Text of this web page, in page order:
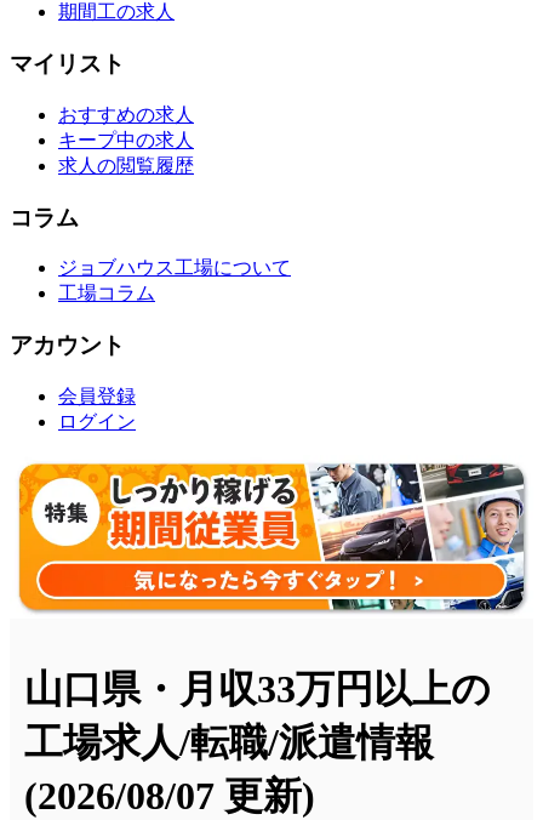
期間工の求人
マイリスト
おすすめの求人
キープ中の求人
求人の閲覧履歴
コラム
ジョブハウス工場について
工場コラム
アカウント
会員登録
ログイン
山口県・月収33万円以上の
工場求人/転職/派遣情報
(2026/08/07 更新)